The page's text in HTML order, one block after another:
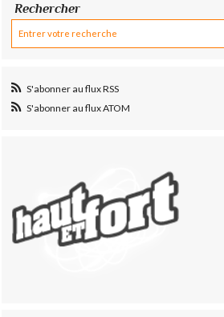
Rechercher
S'abonner au flux RSS
S'abonner au flux ATOM